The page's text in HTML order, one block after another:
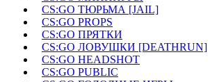
CS:GO ТЮРЬМА [JAIL]
CS:GO PROPS
CS:GO ПРЯТКИ
CS:GO ЛОВУШКИ [DEATHRUN]
CS:GO HEADSHOT
CS:GO PUBLIC